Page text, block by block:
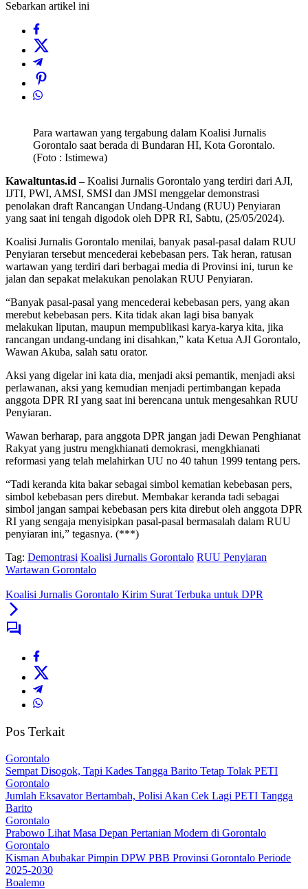
Sebarkan artikel ini
Para wartawan yang tergabung dalam Koalisi Jurnalis
Gorontalo saat berada di Bundaran HI, Kota Gorontalo.
(Foto : Istimewa)
Kawaltuntas.id –Koalisi Jurnalis Gorontalo yang terdiri dari AJI,
IJTI, PWI, AMSI, SMSI dan JMSI menggelar demonstrasi
penolakan draft Rancangan Undang-Undang (RUU) Penyiaran
yang saat ini tengah digodok oleh DPR RI, Sabtu, (25/05/2024).
Koalisi Jurnalis Gorontalo menilai, banyak pasal-pasal dalam RUU
Penyiaran tersebut mencederai kebebasan pers. Tak heran, ratusan
wartawan yang terdiri dari berbagai media di Provinsi ini, turun ke
jalan dan sepakat melakukan penolakan RUU Penyiaran.
“Banyak pasal-pasal yang mencederai kebebasan pers, yang akan
merebut kebebasan pers. Kita tidak akan lagi bisa banyak
melakukan liputan, maupun mempublikasi karya-karya kita, jika
rancangan undang-undang ini disahkan,” kata Ketua AJI Gorontalo,
Wawan Akuba, salah satu orator.
Aksi yang digelar ini kata dia, menjadi aksi pemantik, menjadi aksi
perlawanan, aksi yang kemudian menjadi pertimbangan kepada
anggota DPR RI yang saat ini berencana untuk mengesahkan RUU
Penyiaran.
Wawan berharap, para anggota DPR jangan jadi Dewan Penghianat
Rakyat yang justru mengkhianati demokrasi, mengkhianati
reformasi yang telah melahirkan UU no 40 tahun 1999 tentang pers.
“Tadi keranda kita bakar sebagai simbol kematian kebebasan pers,
simbol kebebasan pers direbut. Membakar keranda tadi sebagai
simbol jangan sampai kebebasan pers kita direbut oleh anggota DPR
RI yang sengaja menyisipkan pasal-pasal bermasalah dalam RUU
penyiaran ini,” tegasnya. (***)
Tag: Demontrasi Koalisi Jurnalis Gorontalo RUU Penyiaran
Wartawan Gorontalo
Koalisi Jurnalis Gorontalo Kirim Surat Terbuka untuk DPR
Pos Terkait
Gorontalo
Sempat Disogok, Tapi Kades Tangga Barito Tetap Tolak PETI
Gorontalo
Jumlah Eksavator Bertambah, Polisi Akan Cek Lagi PETI Tangga
Barito
Gorontalo
Prabowo Lihat Masa Depan Pertanian Modern di Gorontalo
Gorontalo
Kisman Abubakar Pimpin DPW PBB Provinsi Gorontalo Periode
2025-2030
Boalemo